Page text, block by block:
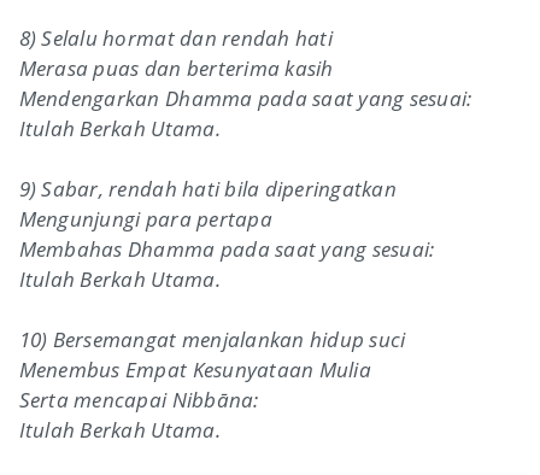
8) Selalu hormat dan rendah hati
Merasa puas dan berterima kasih
Mendengarkan Dhamma pada saat yang sesuai:
Itulah Berkah Utama.
9) Sabar, rendah hati bila diperingatkan
Mengunjungi para pertapa
Membahas Dhamma pada saat yang sesuai:
Itulah Berkah Utama.
10) Bersemangat menjalankan hidup suci
Menembus Empat Kesunyataan Mulia
Serta mencapai Nibbāna:
Itulah Berkah Utama.